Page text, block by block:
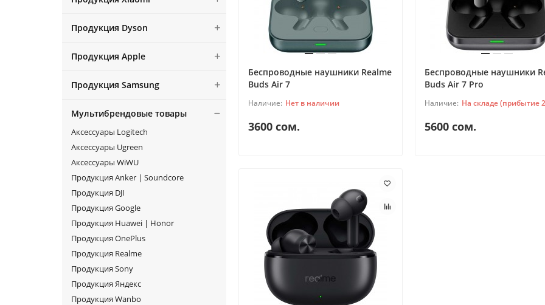
Продукция Dyson
Продукция Apple
Продукция Samsung
Мультибрендовые товары
Аксессуары Logitech
Аксессуары Ugreen
Аксессуары WiWU
Продукция Anker | Soundcore
Продукция DJI
Продукция Google
Продукция Huawei | Honor
Продукция OnePlus
Продукция Realme
Продукция Sony
Продукция Яндекс
Продукция Wanbo
Беспроводные наушники Realme
Buds Air 7
Нет в наличии
3600 сом.
Беспроводные наушники
Buds Air 7 Pro
На складе (прибытие
5600 сом.